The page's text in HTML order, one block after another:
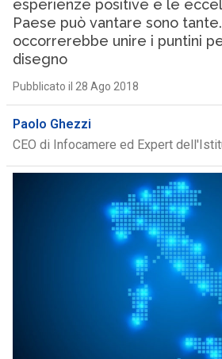
esperienze positive e le
Paese può vantare sono
occorrerebbe unire i puntini
disegno
Pubblicato il 28 Ago 2018
Paolo Ghezzi
CEO di Infocamere ed Expert